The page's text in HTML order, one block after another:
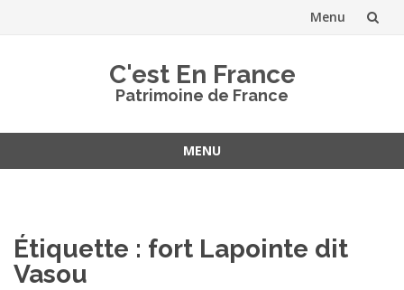
Menu
C'est En France
Patrimoine de France
MENU
Étiquette : fort Lapointe dit
Vasou